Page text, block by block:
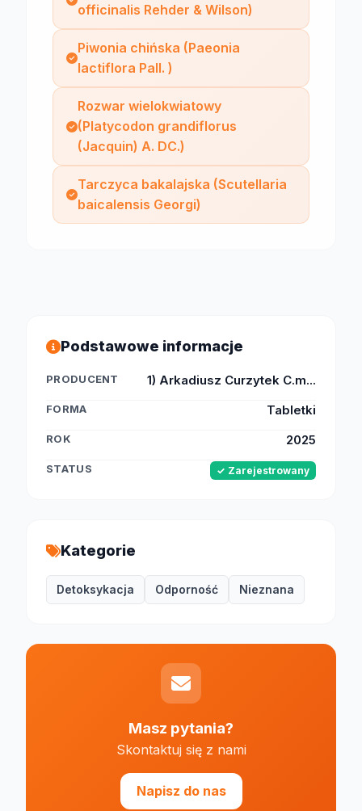
officinalis Rehder & Wilson)
Piwonia chińska (Paeonia
lactiflora Pall. )
Rozwar wielokwiatowy
(Platycodon grandiflorus
(Jacquin) A. DC.)
Tarczyca bakalajska (Scutellaria
baicalensis Georgi)
Podstawowe informacje
PRODUCENT 1) Arkadiusz Curzytek C.m...
FORMA Tabletki
ROK 2025
STATUS ✓ Zarejestrowany
Kategorie
Detoksykacja Odporność Nieznana
Masz pytania?
Skontaktuj się z nami
Napisz do nas